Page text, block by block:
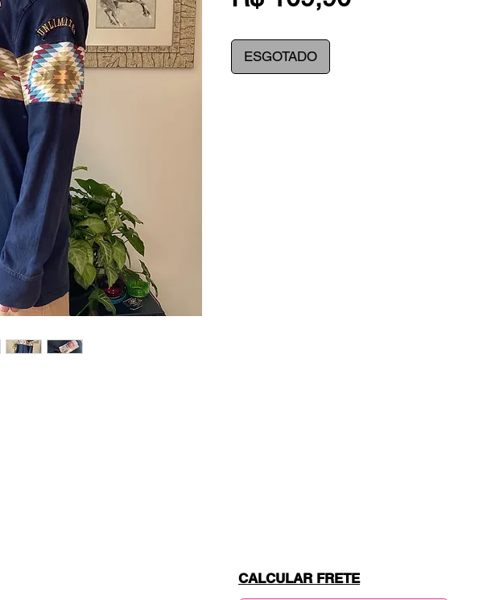
ESGOTADO
CALCULAR FRETE